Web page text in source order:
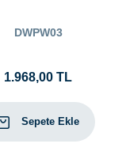
DWPW03
1.968,00 TL
Sepete Ekle